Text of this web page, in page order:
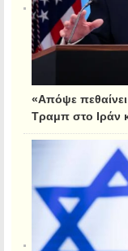
«Απόψε
Τραμπ στο Ιράν